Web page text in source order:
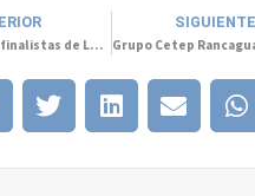
Conoce a los 32 finalistas de Los Colores de la Salud Mental